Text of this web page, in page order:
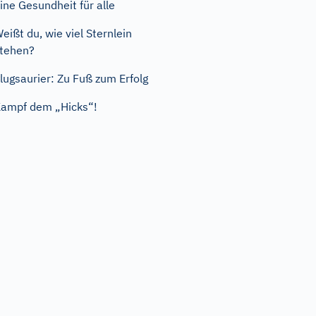
Gesundheit für alle
du, wie viel Sternlein
Zu Fuß zum Erfolg
dem „Hicks“!